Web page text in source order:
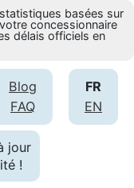
basées sur
concessionnaire
délais officiels en
FR
EN
Blog
FAQ
jour
!